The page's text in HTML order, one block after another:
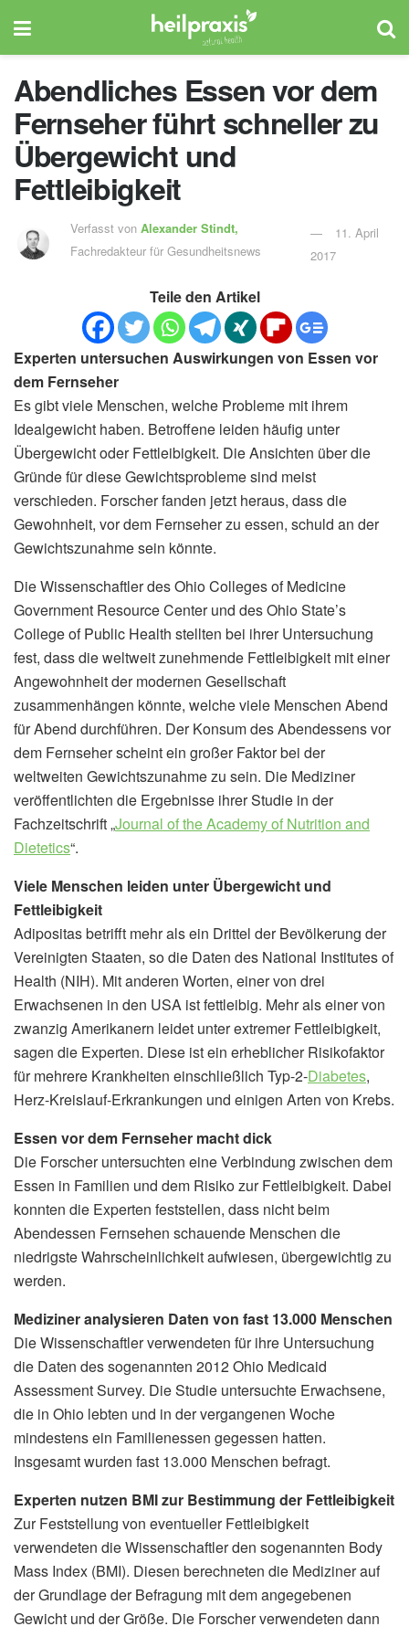
Abendliches Essen vor dem
Fernseher führt schneller zu
Übergewicht und
Fettleibigkeit
Verfasst vonAlexander Stindt,
Fachredakteur für Gesundheitsnews
11. April
2017
Teile den Artikel
Experten untersuchen Auswirkungen von Essen vor
dem Fernseher
Es gibt viele Menschen, welche Probleme mit ihrem
Idealgewicht haben. Betroffene leiden häufig unter
Übergewicht oder Fettleibigkeit. Die Ansichten über die
Gründe für diese Gewichtsprobleme sind meist
verschieden. Forscher fanden jetzt heraus, dass die
Gewohnheit, vor dem Fernseher zu essen, schuld an der
Gewichtszunahme sein könnte.
Die Wissenschaftler des Ohio Colleges of Medicine
Government Resource Center und des Ohio State’s
College of Public Health stellten bei ihrer Untersuchung
fest, dass die weltweit zunehmende Fettleibigkeit mit einer
Angewohnheit der modernen Gesellschaft
zusammenhängen könnte, welche viele Menschen Abend
für Abend durchführen. Der Konsum des Abendessens vor
dem Fernseher scheint ein großer Faktor bei der
weltweiten Gewichtszunahme zu sein. Die Mediziner
veröffentlichten die Ergebnisse ihrer Studie in der
Fachzeitschrift „Journal of the Academy of Nutrition and
Dietetics“.
Viele Menschen leiden unter Übergewicht und
Fettleibigkeit
Adipositas betrifft mehr als ein Drittel der Bevölkerung der
Vereinigten Staaten, so die Daten des National Institutes of
Health (NIH). Mit anderen Worten, einer von drei
Erwachsenen in den USA ist fettleibig. Mehr als einer von
zwanzig Amerikanern leidet unter extremer Fettleibigkeit,
sagen die Experten. Diese ist ein erheblicher Risikofaktor
für mehrere Krankheiten einschließlich Typ-2-Diabetes,
Herz-Kreislauf-Erkrankungen und einigen Arten von Krebs.
Essen vor dem Fernseher macht dick
Die Forscher untersuchten eine Verbindung zwischen dem
Essen in Familien und dem Risiko zur Fettleibigkeit. Dabei
konnten die Experten feststellen, dass nicht beim
Abendessen Fernsehen schauende Menschen die
niedrigste Wahrscheinlichkeit aufwiesen, übergewichtig zu
werden.
Mediziner analysieren Daten von fast 13.000 Menschen
Die Wissenschaftler verwendeten für ihre Untersuchung
die Daten des sogenannten 2012 Ohio Medicaid
Assessment Survey. Die Studie untersuchte Erwachsene,
die in Ohio lebten und in der vergangenen Woche
mindestens ein Familienessen gegessen hatten.
Insgesamt wurden fast 13.000 Menschen befragt.
Experten nutzen BMI zur Bestimmung der Fettleibigkeit
Zur Feststellung von eventueller Fettleibigkeit
verwendeten die Wissenschaftler den sogenannten Body
Mass Index (BMI). Diesen berechneten die Mediziner auf
der Grundlage der Befragung mit dem angegebenen
Gewicht und der Größe. Die Forscher verwendeten dann